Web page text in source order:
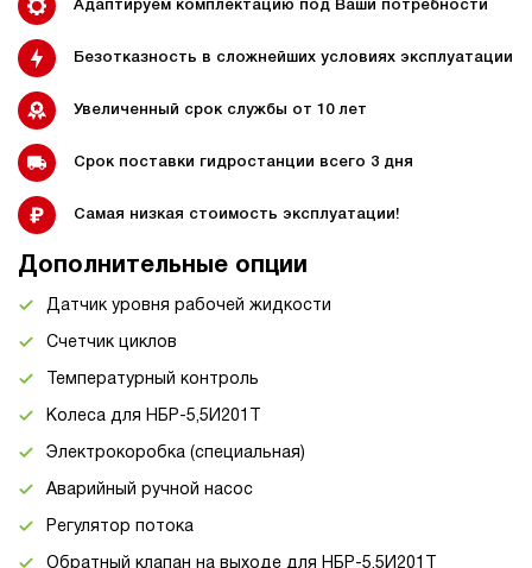
Адаптируем комплектацию под Ваши потребности
Безотказность в сложнейших условиях эксплуатации
Увеличенный срок службы от 10 лет
Срок поставки гидростанции всего 3 дня
Самая низкая стоимость эксплуатации!
Дополнительные опции
Датчик уровня рабочей жидкости
Счетчик циклов
Температурный контроль
Колеса для НБР-5,5И201Т
Электрокоробка (специальная)
Аварийный ручной насос
Регулятор потока
Обратный клапан на выходе для НБР-5,5И201Т